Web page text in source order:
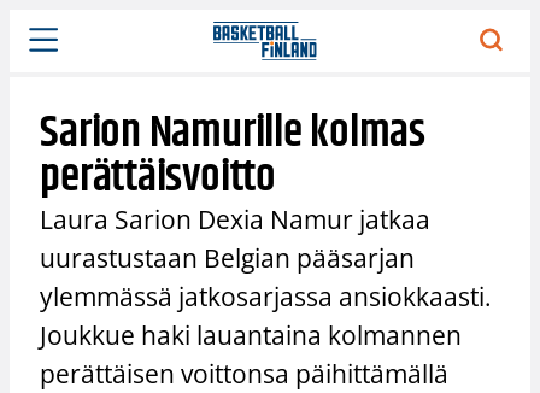
Siirry
sisältöön
Sarion Namurille kolmas
perättäisvoitto
Laura Sarion Dexia Namur jatkaa
uurastustaan Belgian pääsarjan
ylemmässä jatkosarjassa ansiokkaasti.
Joukkue haki lauantaina kolmannen
perättäisen voittonsa päihittämällä